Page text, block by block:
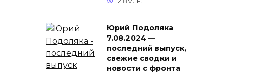
Юрий Подоляка
7.08.2024 —
последний выпуск,
свежие сводки и
новости с фронта